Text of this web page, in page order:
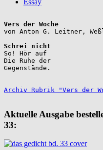
Vers der Woche
Schrei nicht
So! Hör auf
Die Ruhe der
Gegenstände.
Archiv Rubrik "Vers der
Aktuelle Ausgabe
33: